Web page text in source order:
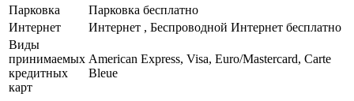
Парковка
Парковка бесплатно
Интернет
Интернет , Беспроводной Интернет бесплатно
Виды
принимаемых
кредитных
карт
American Express, Visa, Euro/Mastercard, Carte
Bleue